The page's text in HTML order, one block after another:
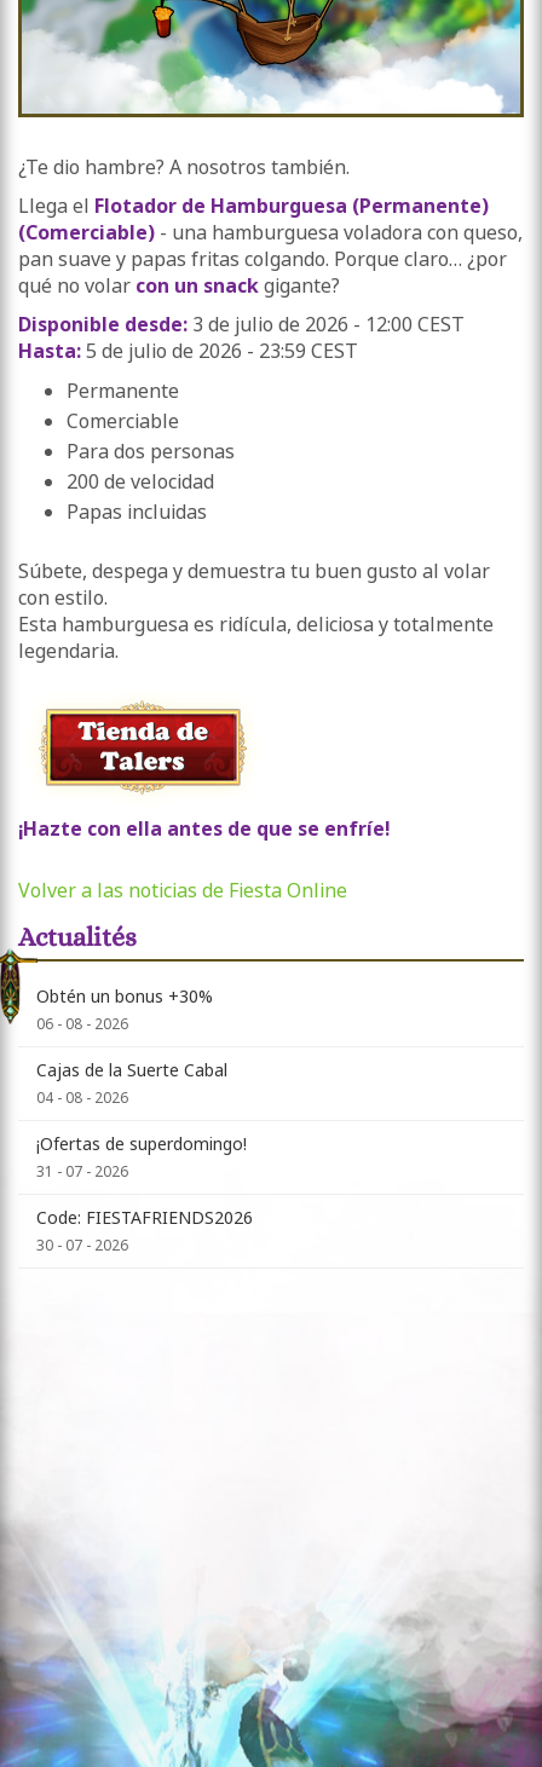
¿Te dio hambre? A nosotros también.
Llega el Flotador de Hamburguesa (Permanente)
(Comerciable) - una hamburguesa voladora con queso,
pan suave y papas fritas colgando. Porque claro… ¿por
qué no volar con un snackgigante?
Disponible desde: 3 de julio de 2026 - 12:00 CEST
Hasta:5 de julio de 2026 - 23:59 CEST
Permanente
Comerciable
Para dos personas
200 de velocidad
Papas incluidas
Súbete, despega y demuestra tu buen gusto al volar
con estilo.
Esta hamburguesa es ridícula, deliciosa y totalmente
legendaria.
¡Hazte con ella antes de que se enfríe!
Volver a las noticias de Fiesta Online
Actualités
Obtén un bonus +30%
06 - 08 - 2026
Cajas de la Suerte Cabal
04 - 08 - 2026
¡Ofertas de superdomingo!
31 - 07 - 2026
Code: FIESTAFRIENDS2026
30 - 07 - 2026